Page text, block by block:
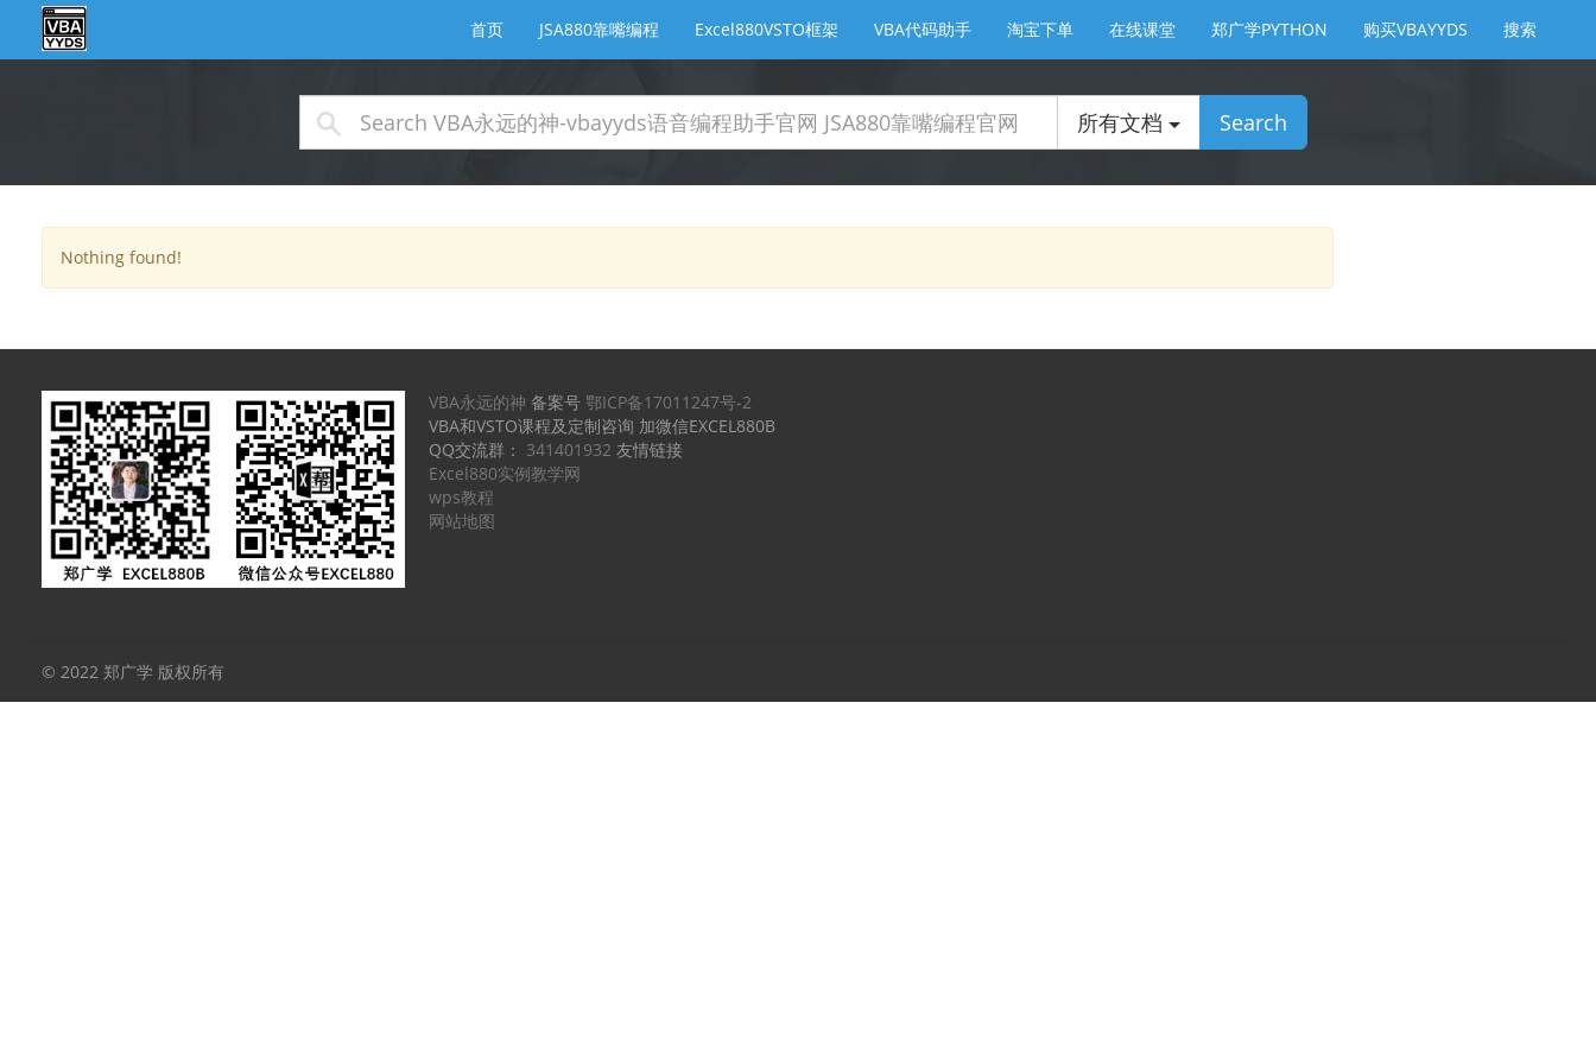
首页 JSA880靠嘴编程 Excel880VSTO框架 VBA代码助手 淘宝下单 在线课堂 郑广学PYTHON 购买VBAYYDS 搜索
所有文档 Search
Nothing found!
VBA永远的神 备案号鄂ICP备17011247号-2
VBA和VSTO课程及定制咨询 加微信EXCEL880B
QQ交流群： 341401932 友情链接
Excel880实例教学网
wps教程
网站地图
© 2022 郑广学 版权所有